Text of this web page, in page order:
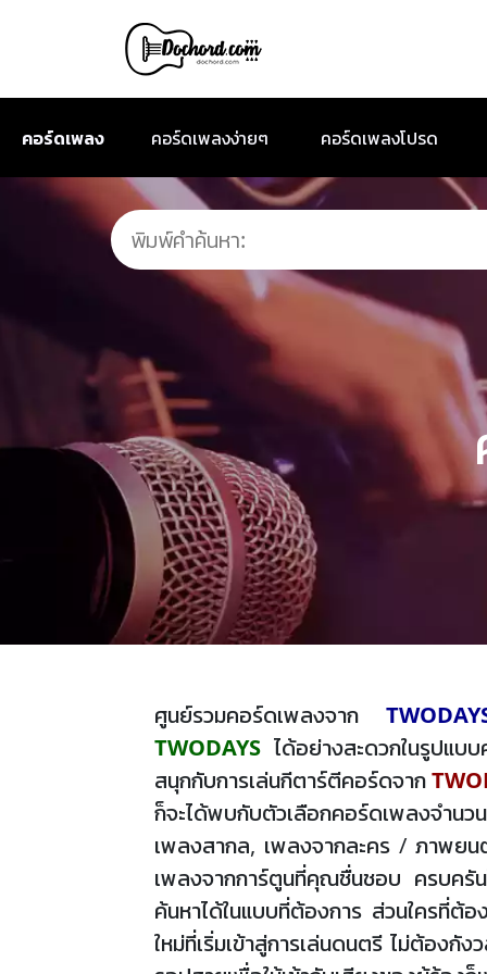
คอร์ดเพลง คอร์ดเพลงง่ายๆ คอร์ดเพลงโปรด
ศูนย์รวมคอร์ดเพลงจาก
TWODAYS ได้อย่างสะดวกในรูปแ
สนุกกับการเล่นกีตาร์ตีคอร์ดจาก
ก็จะได้พบกับตัวเลือกคอร์ดเพลงจำนว
เพลงสากล, เพลงจากละคร / ภาพยน
เพลงจากการ์ตูนที่คุณชื่นชอบ ครบครั
ค้นหาได้ในแบบที่ต้องการ ส่วนใครที่ต้อ
ใหม่ที่เริ่มเข้าสู่การเล่นดนตรี ไม่ต้องกั